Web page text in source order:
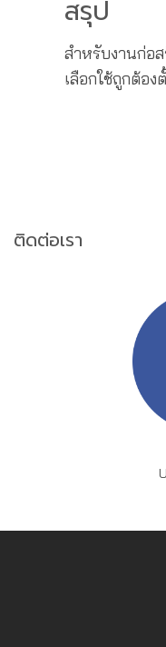
สรุป
สำหรับงานก่อ
เลือกใช้ถูกต้อ
ติดต่อเรา